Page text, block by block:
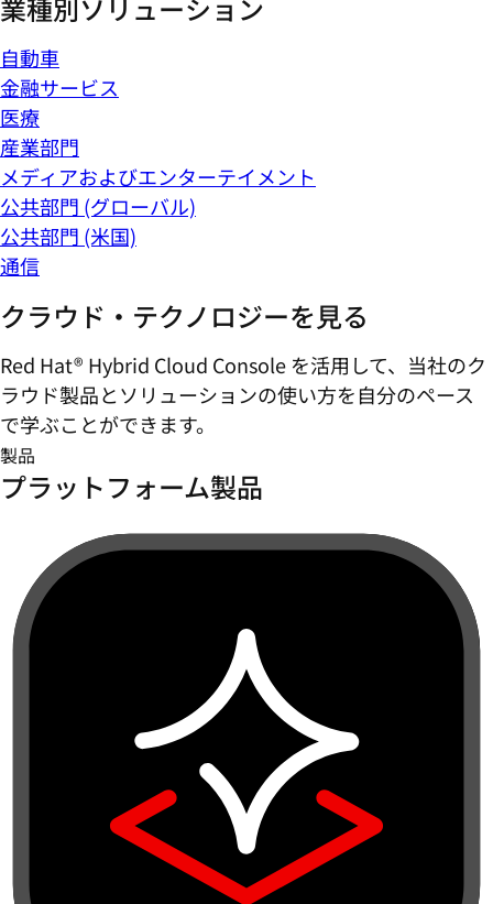
業種別ソリューション
自動車
金融サービス
医療
産業部門
メディアおよびエンターテイメント
公共部門 (グローバル)
公共部門 (米国)
通信
クラウド・テクノロジーを見る
Red Hat® Hybrid Cloud Console を活用して、当社のク
ラウド製品とソリューションの使い方を自分のペース
で学ぶことができます。
製品
プラットフォーム製品